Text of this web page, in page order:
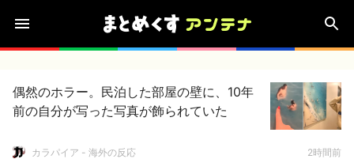
偶然のホラー。民泊した部屋の壁に、10年
前の自分が写った写真が飾られていた
カラパイア - 海外の反応 2時間前